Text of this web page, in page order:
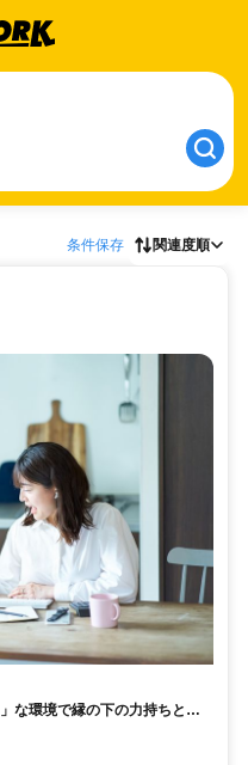
条件保存 関連度順
な環境で縁の下の力持ちとし
躍中